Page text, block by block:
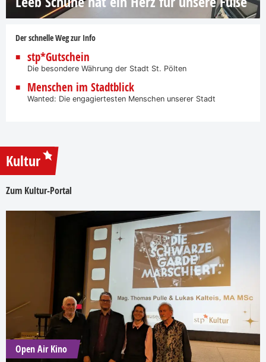
Der schnelle Weg zur Info
stp*Gutschein
Die besondere Währung der Stadt St. Pölten
Menschen im Stadtblick
Wanted: Die engagiertesten Menschen unserer Stadt
Kultur
Zum Kultur-Portal
Open Air Kino